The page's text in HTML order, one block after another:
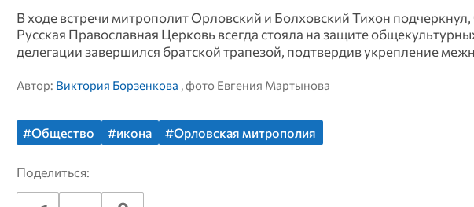
В ходе встречи митрополит Орловский и Болховский Тихон
Русская Православная Церковь всегда стояла на защите
делегации завершился братской трапезой, подтвердив укрепление
Автор: Виктория Борзенкова , фото Евгения Мартынова
#Общество #икона #Орловская митрополия
Поделиться: